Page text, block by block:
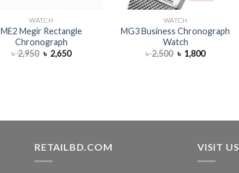
WATCH
ME2 Megir Rectangle
Chronograph
৳2,950 ৳ 2,650
WATCH
MG3 Business Chronograph
Watch
৳2,500 ৳ 1,800
RETAILBD.COM VISIT US